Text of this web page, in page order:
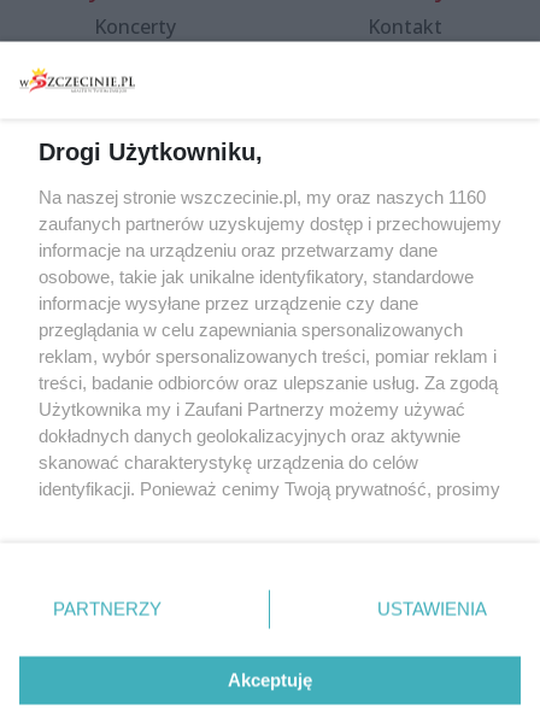
Koncerty
Spacery i oprowadzania
targi
Wernisaże
Więcej
Kontakt
Specjalny koncert z okazji
20. urodzin portalu
wSzczecinie.pl
Regulamin konkursów
śniadaniówka "Hej
Szczecin! Jest piątek!"
Partnerzy
Praca Szczecin
© 2026 wSzczecinie.pl
Created by GOD
Drogi Użytkowniku,
Na naszej stronie wszczecinie.pl, my oraz naszych 1160
zaufanych partnerów uzyskujemy dostęp i przechowujemy
informacje na urządzeniu oraz przetwarzamy dane
osobowe, takie jak unikalne identyfikatory, standardowe
informacje wysyłane przez urządzenie czy dane
przeglądania w celu zapewniania spersonalizowanych
reklam, wybór spersonalizowanych treści, pomiar reklam i
treści, badanie odbiorców oraz ulepszanie usług. Za zgodą
Użytkownika my i Zaufani Partnerzy możemy używać
dokładnych danych geolokalizacyjnych oraz aktywnie
skanować charakterystykę urządzenia do celów
identyfikacji. Ponieważ cenimy Twoją prywatność, prosimy
prywatności znajdujący się w lewym dolnym rogu strony
. Niektóre rodzaje przetwarzania danych nie wymagają
takiemu przetwarzaniu. Preferencje będą miały
zastosowania tylko na tej witrynie.
PARTNERZY USTAWIENIA
Akceptuję